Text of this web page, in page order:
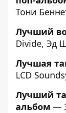
Тони
Лучший
Divide, Эд
Лучшая
LCD
Лучший
альбом —